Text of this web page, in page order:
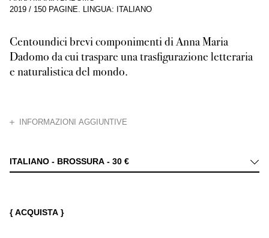
2019 / 150 PAGINE. LINGUA: ITALIANO
Centoundici brevi componimenti di Anna Maria
Dadomo da cui traspare una trasfigurazione letteraria
e naturalistica del mondo.
INFORMAZIONI AGGIUNTIVE
Le poesie di Anna Maria Dadomo, scrittrice e poetessa parmigiana,
ITALIANO - BROSSURA - 30 €
{ ACQUISTA }